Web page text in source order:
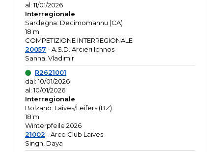
al: 11/01/2026
Interregionale
Sardegna: Decimomannu (CA)
18 m
COMPETIZIONE INTERREGIONALE
20057 - A.S.D. Arcieri Ichnos
Sanna, Vladimir
R2621001
dal: 10/01/2026
al: 10/01/2026
Interregionale
Bolzano: Laives/Leifers (BZ)
18 m
Winterpfeile 2026
21002 - Arco Club Laives
Singh, Daya